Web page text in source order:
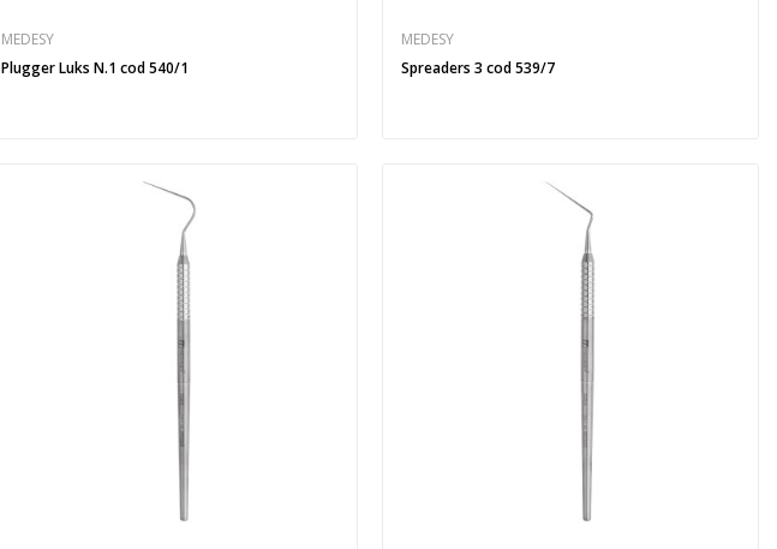
MEDESY
Plugger Luks N.1 cod 540/1
MEDESY
Spreaders 3 cod 539/7